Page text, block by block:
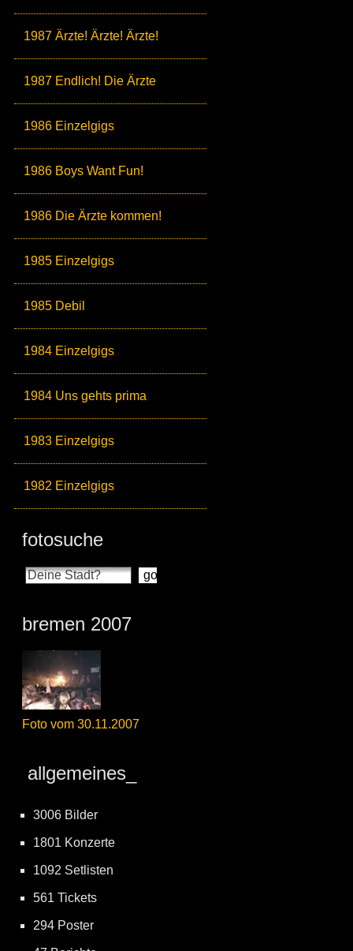
1987 Ärzte! Ärzte! Ärzte!
1987 Endlich! Die Ärzte
1986 Einzelgigs
1986 Boys Want Fun!
1986 Die Ärzte kommen!
1985 Einzelgigs
1985 Debil
1984 Einzelgigs
1984 Uns gehts prima
1983 Einzelgigs
1982 Einzelgigs
fotosuche
bremen 2007
Foto vom 30.11.2007
allgemeines_
3006 Bilder
1801 Konzerte
1092 Setlisten
561 Tickets
294 Poster